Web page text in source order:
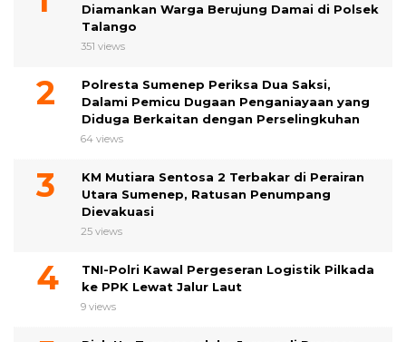
Diamankan Warga Berujung Damai di Polsek
Talango
351 views
Polresta Sumenep Periksa Dua Saksi,
Dalami Pemicu Dugaan Penganiayaan yang
Diduga Berkaitan dengan Perselingkuhan
64 views
KM Mutiara Sentosa 2 Terbakar di Perairan
Utara Sumenep, Ratusan Penumpang
Dievakuasi
25 views
TNI-Polri Kawal Pergeseran Logistik Pilkada
ke PPK Lewat Jalur Laut
9 views